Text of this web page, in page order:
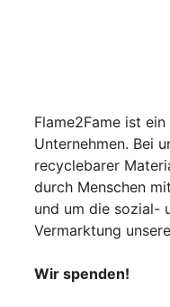
Flame2Fame ist
Unternehmen. Bei
recyclebarer
durch Menschen
und um die sozial-
Vermarktung
Wir spenden!